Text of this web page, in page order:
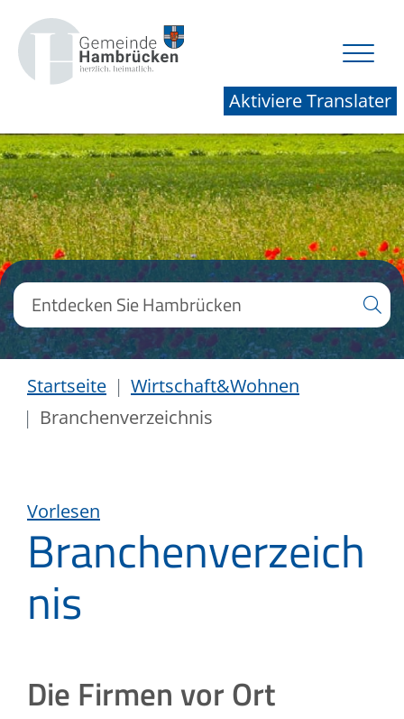
Aktiviere Translater
Startseite
Wirtschaft&Wohnen
Branchenverzeichnis
Vorlesen
Branchenverzeich
nis
Die Firmen vor Ort